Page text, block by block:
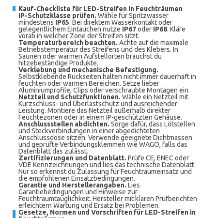
Kauf-Checkliste für LED-Streifen in Feuchträumen
IP-Schutzklasse prüfen. Wähle für Spritzwasser
mindestens IP65. Bei direktem Wasserkontakt oder
gelegentlichem Eintauchen nutze IP67oder IP68. Kläre
vorab in welcher Zone der Streifen sitzt.
Temperaturbereich beachten. Achte auf die maximale
Betriebstemperatur des Streifens und des Klebers. In
Saunen oder warmen Aufstellorten brauchst du
hitzebeständige Produkte.
Verklebung und mechanische Befestigung.
Selbstklebende Rückseiten halten nicht immer dauerhaft in
feuchten oder warmen Bereichen. Setze lieber
Aluminiumprofile, Clips oder verschraubte Montagen ein.
Netzteil und Schutzfunktionen. Wähle ein Netzteil mit
Kurzschluss- und Überlastschutz und ausreichender
Leistung. Montiere das Netzteil außerhalb direkter
Feuchtezonen oder in einem IP-geschützten Gehäuse.
Anschlussstellen abdichten. Sorge dafür, dass Lötstellen
und Steckverbindungen in einer abgedichteten
Anschlussdose sitzen. Verwende geeignete Dichtmassen
und geprüfte Verbindungsklemmen wie WAGO, falls das
Datenblatt das zulässt.
Zertifizierungen und Datenblatt. Prüfe CE, ENEC oder
VDE Kennzeichnungen und lies das technische Datenblatt.
Nur so erkennst du Zulassung für Feuchtraumeinsatz und
die empfohlenen Einsatzbedingungen.
Garantie und Herstellerangaben. Lies
Garantiebedingungen und Hinweise zur
Feuchtraumtauglichkeit. Hersteller mit klaren Prüfberichten
erleichtern Wartung und Ersatz bei Problemen.
Gesetze, Normen und Vorschriften für LED-Streifen in